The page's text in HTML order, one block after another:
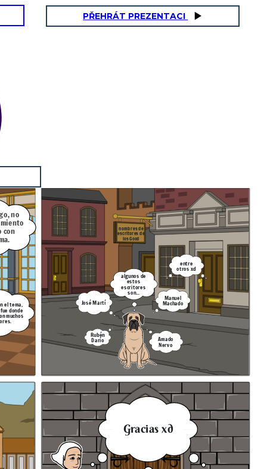
PŘEHRÁT PREZENTACI
no
con
el tema,
donde
muchos
algunos de
estos
escritores
son...
Rubén
Darío
José Martí
nombres de
escritores de
losGood
Amado
Nervo
Manuel
Machado
entre
otros xd
Gracias xd